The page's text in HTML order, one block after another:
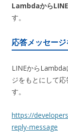
Lambdaから
す。
応答メッセー
LINEから
ジをもとにして
す。
https://
reply-message